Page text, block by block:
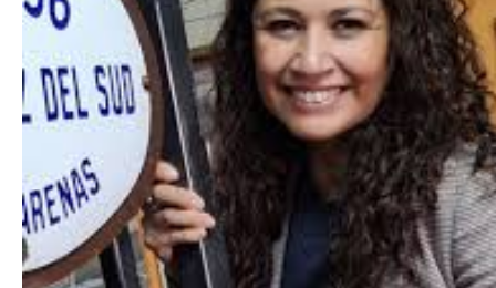
GALERIA DE FOTOS
APP MÓVIL
TRANSPARENCIA